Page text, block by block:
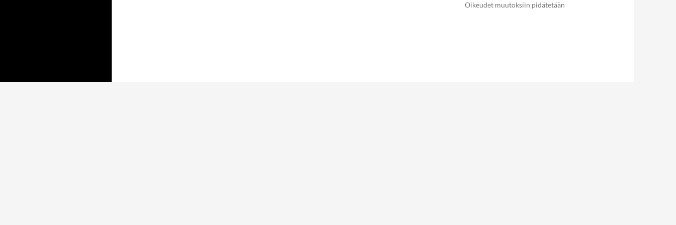
Oikeudet muutoksiin pidätetään